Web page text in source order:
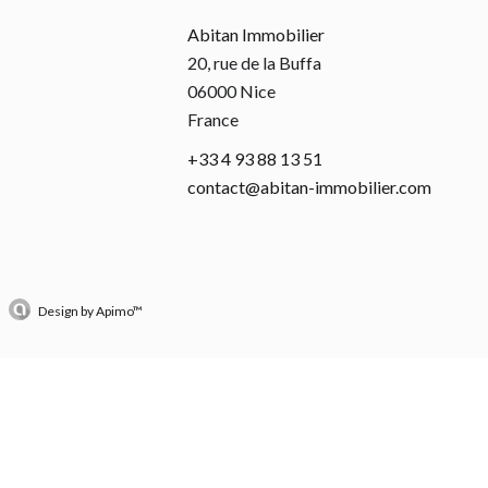
Abitan Immobilier
20, rue de la Buffa
06000Nice
France
+33 4 93 88 13 51
contact@abitan-immobilier.com
Design byApimo™